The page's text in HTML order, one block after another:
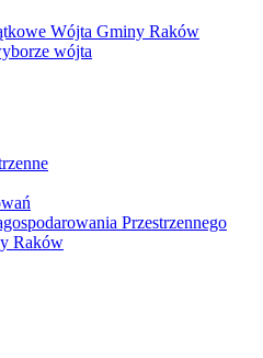
Wójta Gminy Raków
wójta
Przestrzennego
Raków